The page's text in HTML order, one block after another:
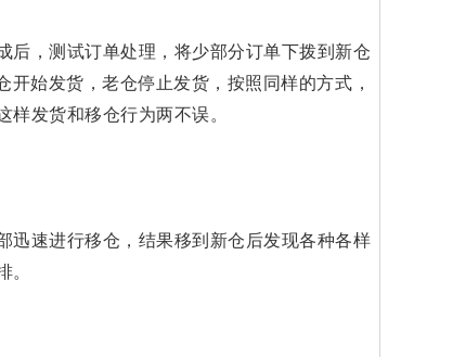
后，测试订单处理，将少部分订单下拨到新仓
始发货，老仓停止发货，按照同样的方式，
发货和移仓行为两不误。
迅速进行移仓，结果移到新仓后发现各种各样